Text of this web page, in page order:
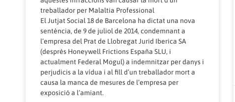
treballador per Malaltia Professional
El Jutjat Social 18 de Barcelona ha dictat una nova
sentència, de 9 de juliol de 2014, condemnant a
l’empresa del Prat de Llobregat Jurid Iberica SA
(després Honeywell Frictions España SLU, i
actualment Federal Mogul) a indemnitzar per danys i
perjudicis a la vídua i al fill d’un treballador mort a
causa la manca de mesures de l’empresa per
exposició a l’amiant.